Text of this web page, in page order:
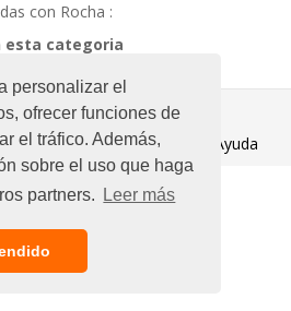
personalizar el
ofrecer funciones de
el tráfico. Además,
sobre el uso que haga
partners.
Leer más
con Rocha :
esta categoria
Aviso legal
Ayuda